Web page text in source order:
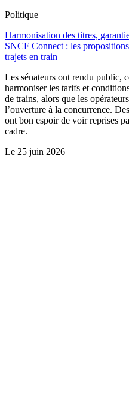
Politique
Harmonisation des titres,
SNCF Connect : les
trajets en train
Les sénateurs ont rendu public,
harmoniser les tarifs et
de trains, alors que les
l’ouverture à la concurrence.
ont bon espoir de voir reprises
cadre.
Le 25 juin 2026